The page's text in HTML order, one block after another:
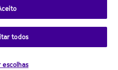
SYFY España SYFY France
SYFY
SYFY USA
todos
escolhas